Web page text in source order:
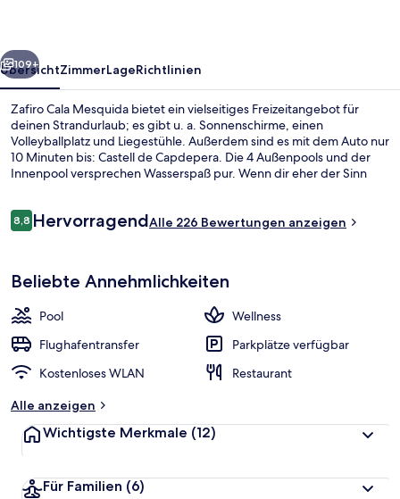
Weiter
109+
ÜbersichtZimmerLageRichtlinien
Zafiro Cala Mesquida bietet ein vielseitiges Freizeitangebot für
deinen Strandurlaub; es gibt u. a. Sonnenschirme, einen
Volleyballplatz und Liegestühle. Außerdem sind es mit dem Auto nur
10 Minuten bis: Castell de Capdepera. Die 4 Außenpools und der
Innenpool versprechen Wasserspaß pur. Wenn dir eher der Sinn
verwöhnen lassen. Caprice, eins von 3 Restaurants, serviert
und Mikrowellen versehen.
Bewertungen
8,88,8 von 10.
HervorragendAlle 226 Bewertungen anzeigen
Beliebte Annehmlichkeiten
Pool
Wellness
Flughafentransfer
Parkplätze verfügbar
Kostenloses WLAN
Restaurant
Alle anzeigen
Wichtigste Merkmale (12)
Für Familien (6)